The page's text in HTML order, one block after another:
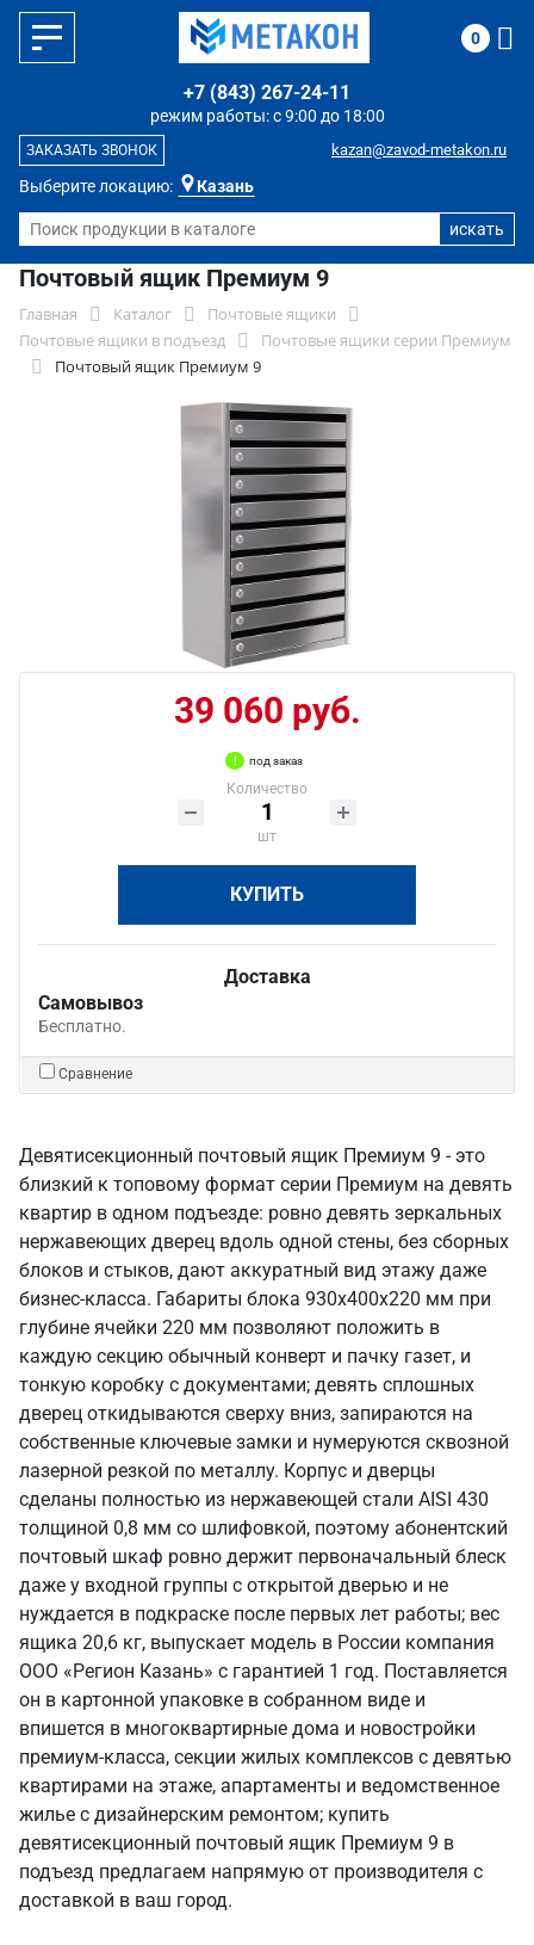
Выберите локацию: Казань
режим работы: с 9:00 до 18:00
+7 (843) 267-24-11
kazan@zavod-metakon.ru
ЗАКАЗАТЬ ЗВОНОК
0
Почтовый ящик Премиум 9
Главная Каталог
Почтовые ящики
Почтовые ящики в подъезд
Почтовые ящики серии Премиум
Почтовый ящик Премиум 9
39 060 руб.
под заказ
Количество
шт
КУПИТЬ
Доставка
Самовывоз
Бесплатно.
Сравнение
Девятисекционный почтовый ящик Премиум 9 - это
близкий к топовому формат серии Премиум на девять
квартир в одном подъезде: ровно девять зеркальных
нержавеющих дверец вдоль одной стены, без сборных
блоков и стыков, дают аккуратный вид этажу даже
бизнес-класса. Габариты блока 930х400х220 мм при
глубине ячейки 220 мм позволяют положить в
каждую секцию обычный конверт и пачку газет, и
тонкую коробку с документами; девять сплошных
дверец откидываются сверху вниз, запираются на
собственные ключевые замки и нумеруются сквозной
лазерной резкой по металлу. Корпус и дверцы
сделаны полностью из нержавеющей стали AISI 430
толщиной 0,8 мм со шлифовкой, поэтому абонентский
почтовый шкаф ровно держит первоначальный блеск
даже у входной группы с открытой дверью и не
нуждается в подкраске после первых лет работы; вес
ящика 20,6 кг, выпускает модель в России компания
ООО «Регион Казань» с гарантией 1 год. Поставляется
он в картонной упаковке в собранном виде и
впишется в многоквартирные дома и новостройки
премиум-класса, секции жилых комплексов с девятью
квартирами на этаже, апартаменты и ведомственное
жилье с дизайнерским ремонтом; купить
девятисекционный почтовый ящик Премиум 9 в
подъезд предлагаем напрямую от производителя с
доставкой в ваш город.